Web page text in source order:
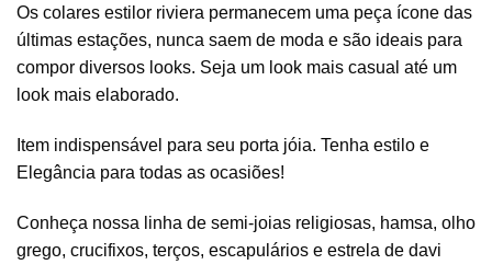
Os colares estilor riviera permanecem uma peça ícone das
últimas estações, nunca saem de moda e são ideais para
compor diversos looks. Seja um look mais casual até um
look mais elaborado.
Item indispensável para seu porta jóia. Tenha estilo e
Elegância para todas as ocasiões!
Conheça nossa linha de semi-joias religiosas, hamsa, olho
grego, crucifixos, terços, escapulários e estrela de davi